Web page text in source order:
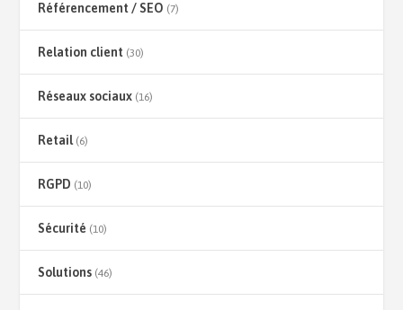
Référencement / SEO (7)
Relation client (30)
Réseaux sociaux (16)
Retail(6)
RGPD (10)
Sécurité (10)
Solutions (46)